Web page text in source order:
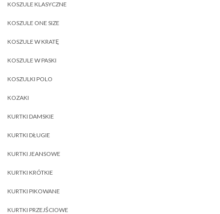
KOSZULE KLASYCZNE
KOSZULE ONE SIZE
KOSZULE W KRATĘ
KOSZULE W PASKI
KOSZULKI POLO
KOZAKI
KURTKI DAMSKIE
KURTKI DŁUGIE
KURTKI JEANSOWE
KURTKI KRÓTKIE
KURTKI PIKOWANE
KURTKI PRZEJŚCIOWE